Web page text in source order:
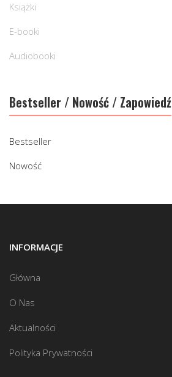
Książki
E-booki
Audiobooki
Bestseller / Nowość / Zapowiedź
Bestseller
Nowość
INFORMACJE
Główna
O Nas
Aktualności
Polityka Prywatności